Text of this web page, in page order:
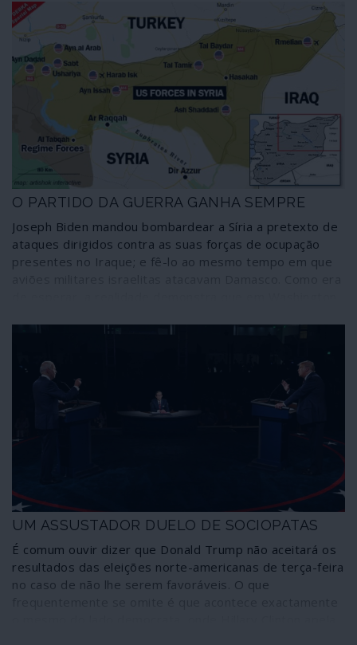
mas não correspondem à prática quotidiana. Valerá a
criatura, a quem até já a Amnistia Internacional retirou o
estatuto de “prisioneiro de consciência”, uma atitude tão
drástica que poderá voltar-se contra os interesses dos
cidadãos europeus? A seguir irá demonstrar-se que
Navalny é um blogueiro de extrema-direita, xenófobo,
nacionalista e populista de bom convívio com os
fascismos, um oportunista e manobrador político mais
ou menos insignificante na sociedade russa. Depois que
cada um tire as suas conclusões sobre o que faz correr
a União Europeia nesta cruzada contra a Rússia,
cumprindo o papel que lhe foi atribuído no guião escrito
em Washington.
O PARTIDO DA GUERRA GANHA SEMPRE
Joseph Biden mandou bombardear a Síria a pretexto de
ataques dirigidos contra as suas forças de ocupação
presentes no Iraque; e fê-lo ao mesmo tempo em que
americanas o partido único, o partido da guerra, ganha
UM ASSUSTADOR DUELO DE SOCIOPATAS
É comum ouvir dizer que Donald Trump não aceitará os
resultados das eleições norte-americanas de terça-feira
no caso de não lhe serem favoráveis. O que